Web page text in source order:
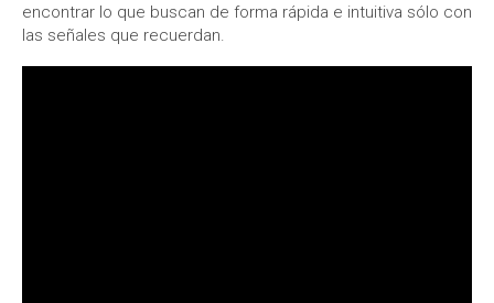
encontrar lo que buscan de forma rápida e intuitiva sólo con
las señales que recuerdan.